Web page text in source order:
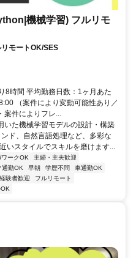
機械学習) フルリモ
モートOK/SES
8時間 平均勤務日数：1ヶ月あた
（案件により変動可能性あり／
件によりフレ...
いた機械学習モデルの設計・構築
ド、自然言語処理など、多彩な
いスタイルでスキルを磨けます...
ークOK
主婦・主夫歓迎
通勤OK 早朝 学歴不問
車通勤OK
験者歓迎
フルリモート